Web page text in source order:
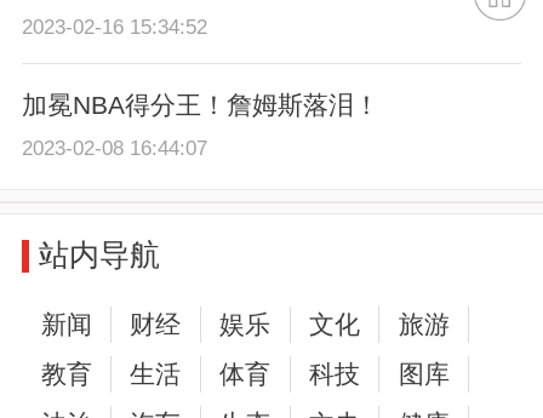
2023-02-16 15:34:52
加冕NBA得分王！詹姆斯落泪！
2023-02-08 16:44:07
站内导航
新闻 财经 娱乐 文化
旅游
教育
生活 体育 科技
图库